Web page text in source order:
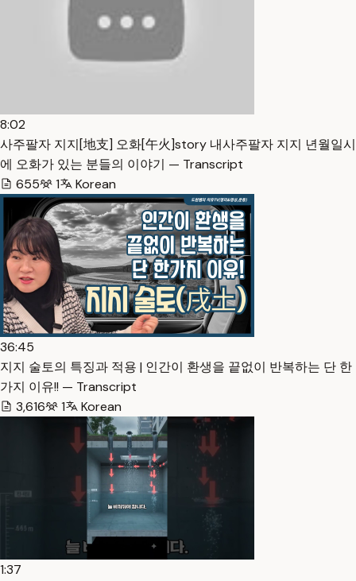
8:02
사주팔자 지지[地支] 오화[午火]story 내사주팔자 지지 년월일시
에 오화가 있는 분들의 이야기 — Transcript
655
1 Korean
36:45
지지 술토의 특징과 적용 | 인간이 환생을 끝없이 반복하는 단 한
가지 이유!! — Transcript
3,616
1 Korean
1:37